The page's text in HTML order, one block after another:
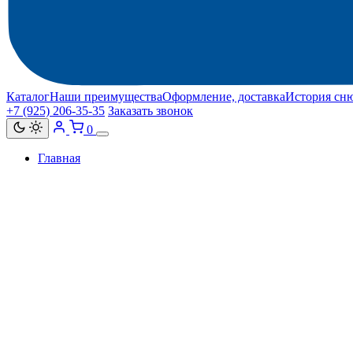
КаталогНаши преимуществаОформление, доставкаИстория
+7 (925) 206‑35‑35 Заказать звонок
0
Главная